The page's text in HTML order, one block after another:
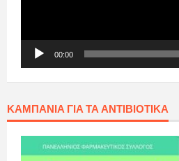
00:00
ΚΑΜΠΆΝΙΑ ΓΙΑ ΤΑ ΑΝΤΙΒΙΟΤΙΚΆ